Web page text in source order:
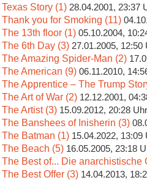
Texas Story (1) 28.04.2001, 23:37
Thank you for Smoking (11)
The 13th floor (1) 05.10.2004,
The 6th Day (3) 27.01.2005, 12:50
The Amazing Spider-Man (2)
The American (9) 06.11.2010,
The Apprentice – The Trump
The Art of War (2) 12.12.2001,
The Artist (3) 15.09.2012, 20:28 Uhr
The Banshees of Inisherin (3)
The Batman (1) 15.04.2022, 13:09
The Beach (5) 16.05.2005, 23:18
The Best of... Die anarchistische
The Best Offer (3) 14.04.2013,